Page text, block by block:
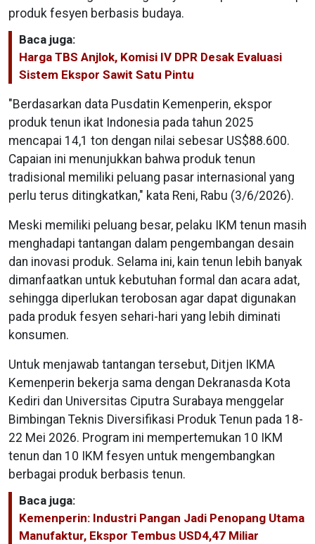
produk fesyen berbasis budaya.
Baca juga:
Harga TBS Anjlok, Komisi IV DPR Desak Evaluasi
Sistem Ekspor Sawit Satu Pintu
"Berdasarkan data Pusdatin Kemenperin, ekspor
produk tenun ikat Indonesia pada tahun 2025
mencapai 14,1 ton dengan nilai sebesar US$88.600.
Capaian ini menunjukkan bahwa produk tenun
tradisional memiliki peluang pasar internasional yang
perlu terus ditingkatkan," kata Reni, Rabu (3/6/2026).
Meski memiliki peluang besar, pelaku IKM tenun masih
menghadapi tantangan dalam pengembangan desain
dan inovasi produk. Selama ini, kain tenun lebih banyak
dimanfaatkan untuk kebutuhan formal dan acara adat,
sehingga diperlukan terobosan agar dapat digunakan
pada produk fesyen sehari-hari yang lebih diminati
konsumen.
Untuk menjawab tantangan tersebut, Ditjen IKMA
Kemenperin bekerja sama dengan Dekranasda Kota
Kediri dan Universitas Ciputra Surabaya menggelar
Bimbingan Teknis Diversifikasi Produk Tenun pada 18-
22 Mei 2026. Program ini mempertemukan 10 IKM
tenun dan 10 IKM fesyen untuk mengembangkan
berbagai produk berbasis tenun.
Baca juga:
Kemenperin: Industri Pangan Jadi Penopang Utama
Manufaktur, Ekspor Tembus USD4,47 Miliar